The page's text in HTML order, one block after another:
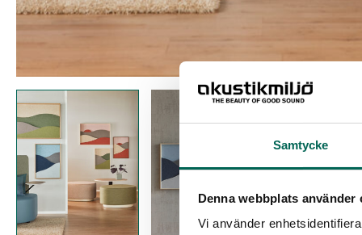
Samtycke
Denna webbplats använder
Vi använder